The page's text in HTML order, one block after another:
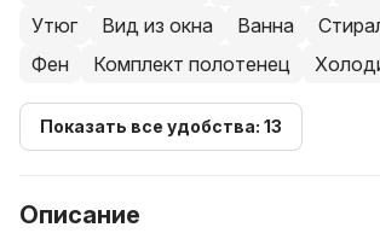
Утюг
Вид из окна Ванна
Фен
Комплект полотенец
Показать все удобства: 13
Описание